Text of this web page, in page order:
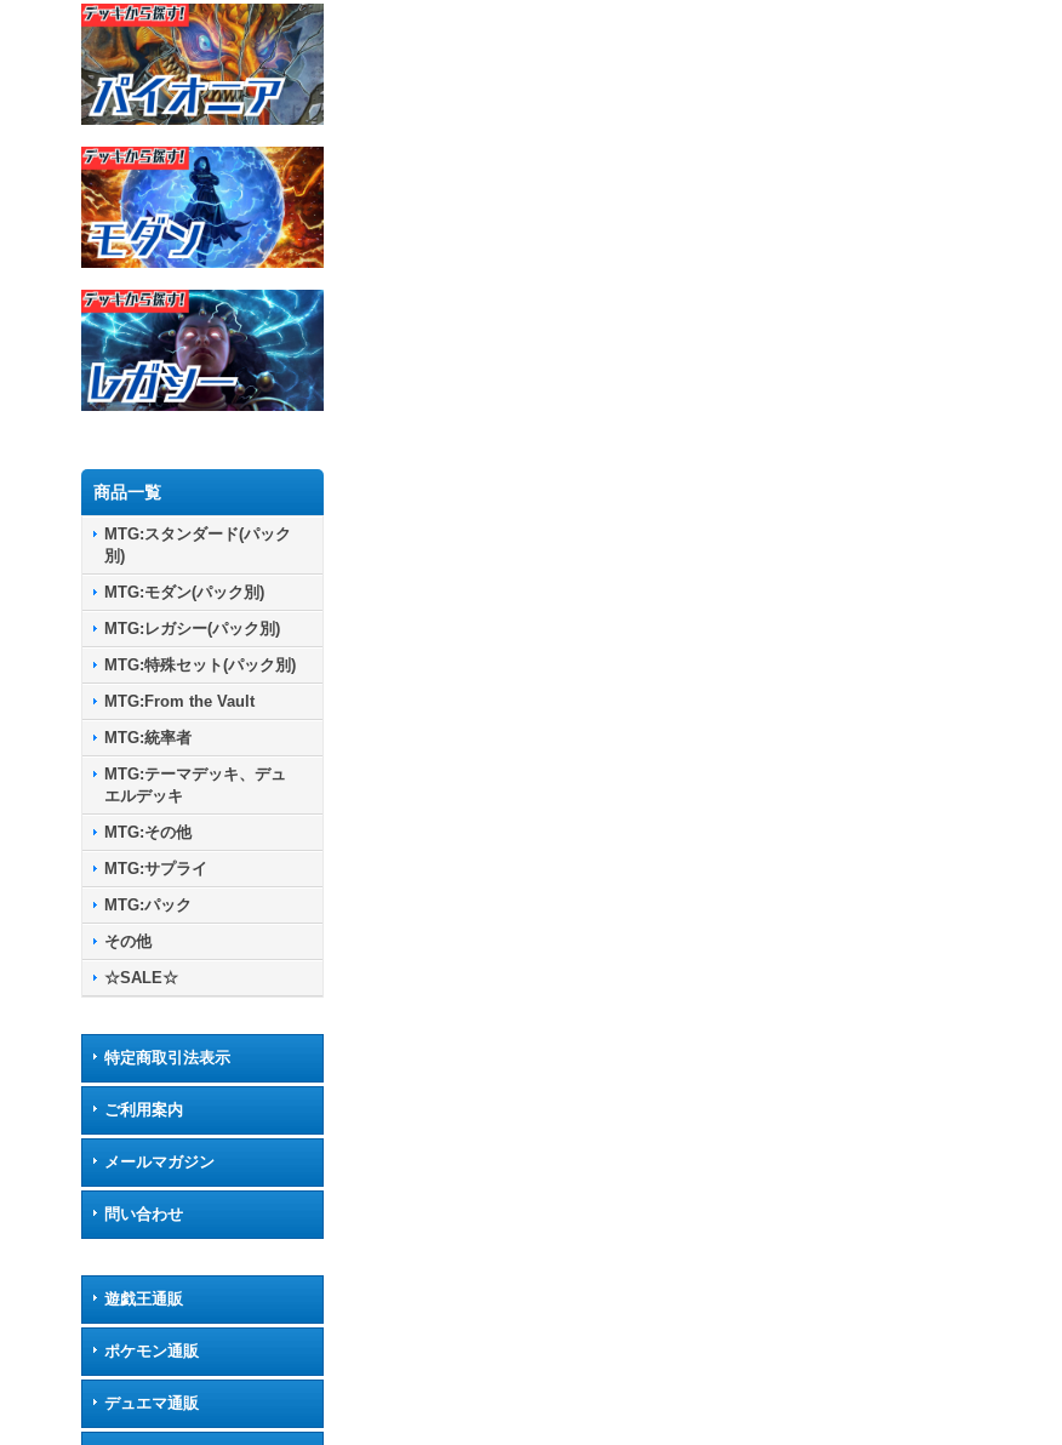
商品一覧
MTG:スタンダード(パック
別)
MTG:モダン(パック別)
MTG:レガシー(パック別)
MTG:特殊セット(パック別)
MTG:From the Vault
MTG:統率者
MTG:テーマデッキ、デュ
エルデッキ
MTG:その他
MTG:サプライ
MTG:パック
その他
☆SALE☆
特定商取引法表示
ご利用案内
メールマガジン
問い合わせ
遊戯王通販
ポケモン通販
デュエマ通販